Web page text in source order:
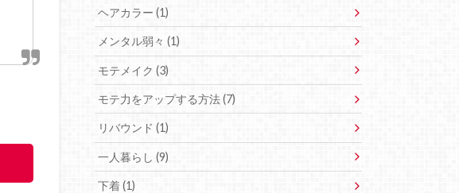
ヘアカラー (1)
メンタル弱々 (1)
モテメイク (3)
モテ力をアップする方法 (7)
リバウンド (1)
一人暮らし (9)
下着 (1)